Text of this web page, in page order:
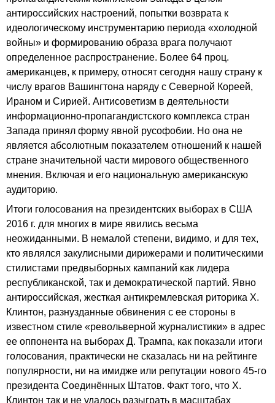
антироссийских настроений, попытки возврата к
идеологическому инструментарию периода «холодной
войны» и формированию образа врага получают
определенное распространение. Более 64 проц.
американцев, к примеру, относят сегодня нашу страну к
числу врагов Вашингтона наряду с Северной Кореей,
Ираном и Сирией. Антисоветизм в деятельности
информационно-пропагандистского комплекса стран
Запада принял форму явной русофобии. Но она не
является абсолютным показателем отношений к нашей
стране значительной части мирового общественного
мнения. Включая и его национальную американскую
аудиторию.
Итоги голосования на президентских выборах в США
2016 г. для многих в мире явились весьма
неожиданными. В немалой степени, видимо, и для тех,
кто являлся закулисными дирижерами и политическими
стилистами предвыборных кампаний как лидера
республиканской, так и демократической партий. Явно
антироссийская, жесткая антикремлевская риторика Х.
Клинтон, разнузданные обвинения с ее стороны в
известном стиле «револьверной журналистики» в адрес
ее оппонента на выборах Д. Трампа, как показали итоги
голосования, практически не сказалась ни на рейтинге
популярности, ни на имидже или репутации нового 45-го
президента Соединённых Штатов. Факт того, что Х.
Клинтон так и не удалось разыграть в масштабах